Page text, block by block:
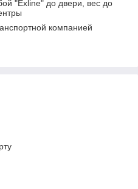
"Exline" до двери, вес до
компанией